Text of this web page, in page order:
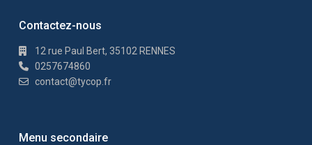
Contactez-nous
12 rue Paul Bert, 35102 RENNES
0257674860
contact@tycop.fr
Menu secondaire